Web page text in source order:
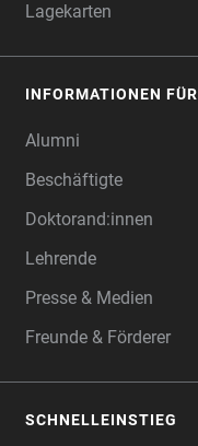
Lagekarten
INFORMATIONEN FÜR
Alumni
Beschäftigte
Doktorand:innen
Lehrende
Presse & Medien
Freunde & Förderer
SCHNELLEINSTIEG